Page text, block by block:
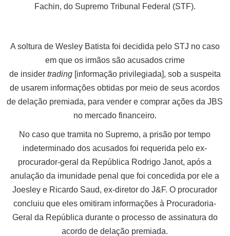
Fachin, do Supremo Tribunal Federal (STF).
A soltura de Wesley Batista foi decidida pelo STJ no caso
em que os irmãos são acusados crime
de insidertrading[informação privilegiada], sob a suspeita
de usarem informações obtidas por meio de seus acordos
de delação premiada, para vender e comprar ações da JBS
no mercado financeiro.
No caso que tramita no Supremo, a prisão por tempo
indeterminado dos acusados foi requerida pelo ex-
procurador-geral da República Rodrigo Janot, após a
anulação da imunidade penal que foi concedida por ele a
Joesley e Ricardo Saud, ex-diretor do J&F. O procurador
concluiu que eles omitiram informações à Procuradoria-
Geral da República durante o processo de assinatura do
acordo de delação premiada.